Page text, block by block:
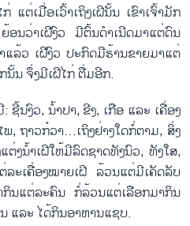
ແຕ່ເມື່ອເວົ້າເຖິງເຝີນັ້ນ ເຂົາເຈົ້າມັກ
ອນວ່າເຝີງົວ ມີຕົ້ນດຳເນີດມາແຕ່ດົນ
ລ້ວ ເຝີງົວ ປະກົດມີຮ້ານຂາຍມາແຕ່
ນ ຈຶ່ງມີເຝີໄກ່ ຕື່ມອີກ.
ນງົວ, ນ້ຳປາ, ຂີງ, ເກືອ ແລະ ເຄື່ອງ
ຖາວກ໋ວາ…ເຖິງຢ່າງໃດກໍ່ຕາມ, ສິ່ງ
ງນ້ຳເຝີໃຫ້ມີລົດຊາດທັງນົວ, ທັງໃສ,
ະເຄື່ອງໝາຍເຝີ ລ້ວນແຕ່ມີເຄັດລັບ
ນແຕ່ລະຄົນ ກໍ່ລ້ວນແຕ່ເລືອກມາກິນ
ແລະ ໄດ້ກິນອາຫານແຊບ.